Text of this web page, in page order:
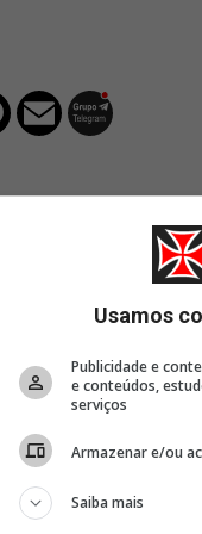
As primeiras
Santiago Sosa
jogador do Vasco;
Usamos
Publicidade e
e conteúdos,
serviços
Armazenar e/ou
Saiba mais